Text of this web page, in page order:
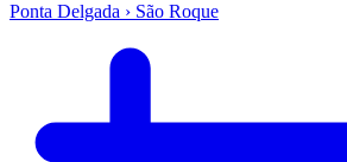
Ponta Delgada › São Roque